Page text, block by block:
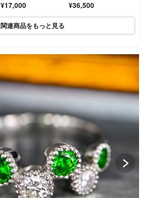
ー
¥17,000 ¥36,500
関連商品をもっと見る